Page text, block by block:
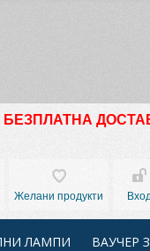
БЕЗПЛАТНА
Желани продукти
ЛАМПИ ВАУЧЕР